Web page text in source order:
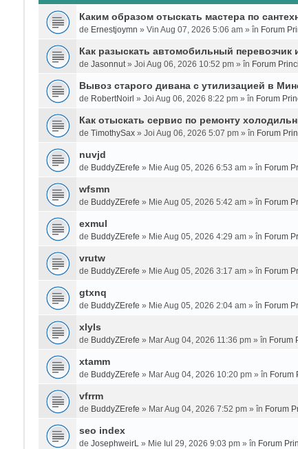
Каким образом отыскать мастера по
de Ernestjoymn » Vin Aug 07, 2026 5:06 am » în Forum
Как разыскать автомобильный перевозчик
de Jasonnut» Joi Aug 06, 2026 10:52 pm » în Forum
Вывоз старого дивана с утилизацией в
de RobertNoirl » Joi Aug 06, 2026 8:22 pm » în Forum
Как отыскать сервис по ремонту
de TimothySax» Joi Aug 06, 2026 5:07 pm » în Forum
nuvjd
de BuddyZErefe » Mie Aug 05, 2026 6:53 am » în Forum
wfsmn
de BuddyZErefe » Mie Aug 05, 2026 5:42 am » în Forum
exmul
de BuddyZErefe » Mie Aug 05, 2026 4:29 am » în Forum
vrutw
de BuddyZErefe » Mie Aug 05, 2026 3:17 am » în Forum
gtxnq
de BuddyZErefe » Mie Aug 05, 2026 2:04 am » în Forum
xlyls
de BuddyZErefe » Mar Aug 04, 2026 11:36 pm » în Forum
xtamm
de BuddyZErefe » Mar Aug 04, 2026 10:20 pm » în Forum
vfrrm
de BuddyZErefe » Mar Aug 04, 2026 7:52 pm » în Forum
seo index
de JosephweirL» Mie Iul 29, 2026 9:03 pm » în Forum